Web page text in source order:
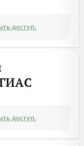
доступ.
доступ.